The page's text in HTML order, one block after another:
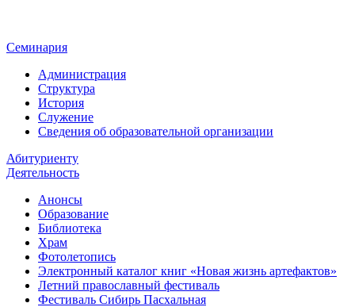
Семинария
Администрация
Структура
История
Служение
Сведения об образовательной организации
Абитуриенту
Деятельность
Анонсы
Образование
Библиотека
Храм
Фотолетопись
Электронный каталог книг «Новая жизнь артефактов»
Летний православный фестиваль
Фестиваль Сибирь Пасхальная